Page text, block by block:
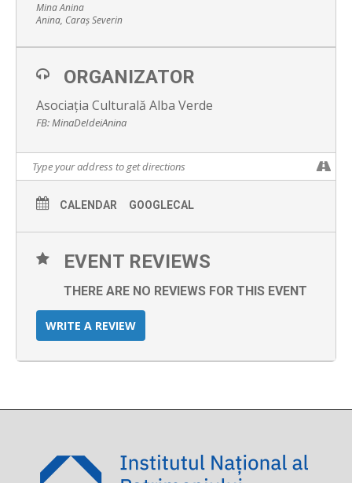
Mina Anina
Anina, Caraș Severin
ORGANIZATOR
Asociația Culturală Alba Verde
FB: MinaDeIdeiAnina
CALENDAR GOOGLECAL
EVENT REVIEWS
THERE ARE NO REVIEWS FOR THIS EVENT
WRITE A REVIEW